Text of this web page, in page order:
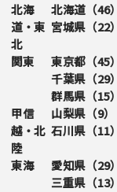
北海
道・東
北
北海道（46）
宮城県（22）
関東 東京都（45）
千葉県（29）
群馬県（15）
甲信
越・北
陸
山梨県（9）
石川県（11）
東海 愛知県（29）
三重県（13）